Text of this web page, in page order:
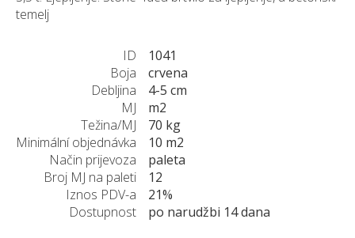
temelj
ID
1041
Boja
crvena
Debljina
4-5 cm
MJ
m2
Težina/MJ
70 kg
Minimální objednávka
10 m2
Način prijevoza
paleta
Broj MJ na paleti
12
Iznos PDV-a
21%
Dostupnost
po narudžbi 14 dana